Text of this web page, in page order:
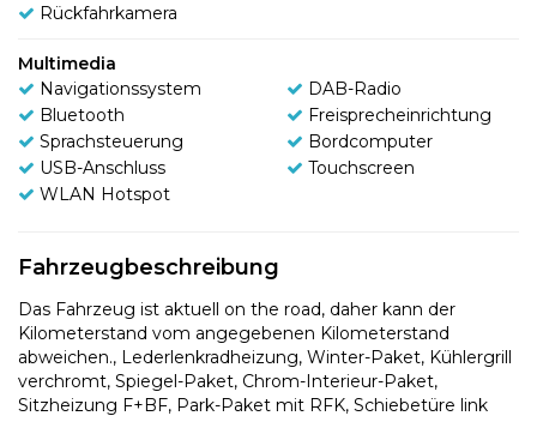
Rückfahrkamera
Multimedia
Navigationssystem
DAB-Radio
Bluetooth
Freisprecheinrichtung
Sprachsteuerung
Bordcomputer
USB-Anschluss
Touchscreen
WLAN Hotspot
Fahrzeugbeschreibung
Das Fahrzeug ist aktuell on the road, daher kann der
Kilometerstand vom angegebenen Kilometerstand
abweichen., Lederlenkradheizung, Winter-Paket, Kühlergrill
verchromt, Spiegel-Paket, Chrom-Interieur-Paket,
Sitzheizung F+BF, Park-Paket mit RFK, Schiebetüre link